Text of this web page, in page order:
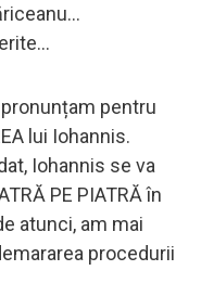
pentru
lui Iohannis.
Iohannis se va
PE PIATRĂ în
atunci, am mai
procedurii